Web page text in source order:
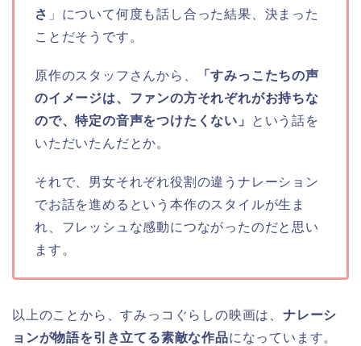
さ 」について何度も話し合った結果、決まった
ことだそうです。
原作のスタッフさんから、
「すみっこたちの声
のイメージは、ファンの方それぞれがお持ちな
ので、特定の音声をつけたくない」
という話を
いただいたんだとか。
それで、男女それぞれ役割の違うナレーション
でお話を進めるという本作のスタイルが生ま
れ、フレッシュな感動につながったのだと思い
ます。
以上のことから、すみっコぐらしの映画は、 ナレーシ
ョンが物語を引き立てる素敵な作品になっています。